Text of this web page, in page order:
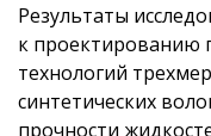
Результаты
к проектированию
технологий
синтетических
прочности